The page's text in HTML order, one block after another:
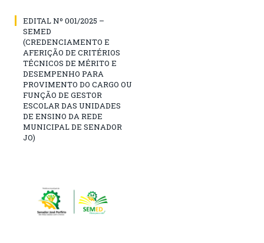
EDITAL Nº 001/2025 –
SEMED
(CREDENCIAMENTO E
AFERIÇÃO DE CRITÉRIOS
TÉCNICOS DE MÉRITO E
DESEMPENHO PARA
PROVIMENTO DO CARGO OU
FUNÇÃO DE GESTOR
ESCOLAR DAS UNIDADES
DE ENSINO DA REDE
MUNICIPAL DE SENADOR
JO)